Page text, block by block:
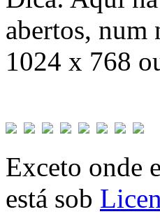
abertos, num
1024 x 768
Exceto onde
está sob